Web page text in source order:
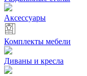
Аксессуары
Комплекты мебели
Диваны и кресла